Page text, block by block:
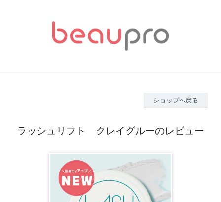
ショップへ戻る
ラッシュリフト クレイグルーのレビュー